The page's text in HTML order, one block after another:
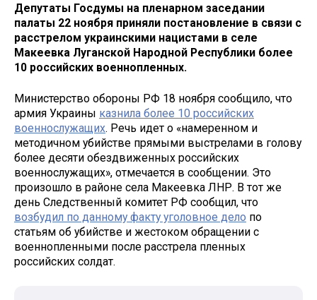
Депутаты Госдумы на пленарном заседании
палаты 22 ноября приняли постановление в связи с
расстрелом украинскими нацистами в селе
Макеевка Луганской Народной Республики более
10 российских военнопленных.
Министерство обороны РФ 18 ноября сообщило, что
армия Украины казнила более 10 российских
военнослужащих. Речь идет о «намеренном и
методичном убийстве прямыми выстрелами в голову
более десяти обездвиженных российских
военнослужащих», отмечается в сообщении. Это
произошло в районе села Макеевка ЛНР. В тот же
день Следственный комитет РФ сообщил, что
возбудил по данному факту уголовное дело по
статьям об убийстве и жестоком обращении с
военнопленными после расстрела пленных
российских солдат.